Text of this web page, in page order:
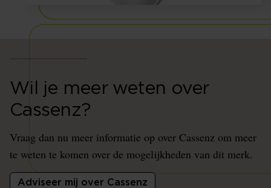
Wil je meer weten over
Cassenz?
Vraag dan nu meer informatie op over Cassenz om meer
te weten te komen over de mogelijkheden van dit merk.
Adviseer mij over Cassenz